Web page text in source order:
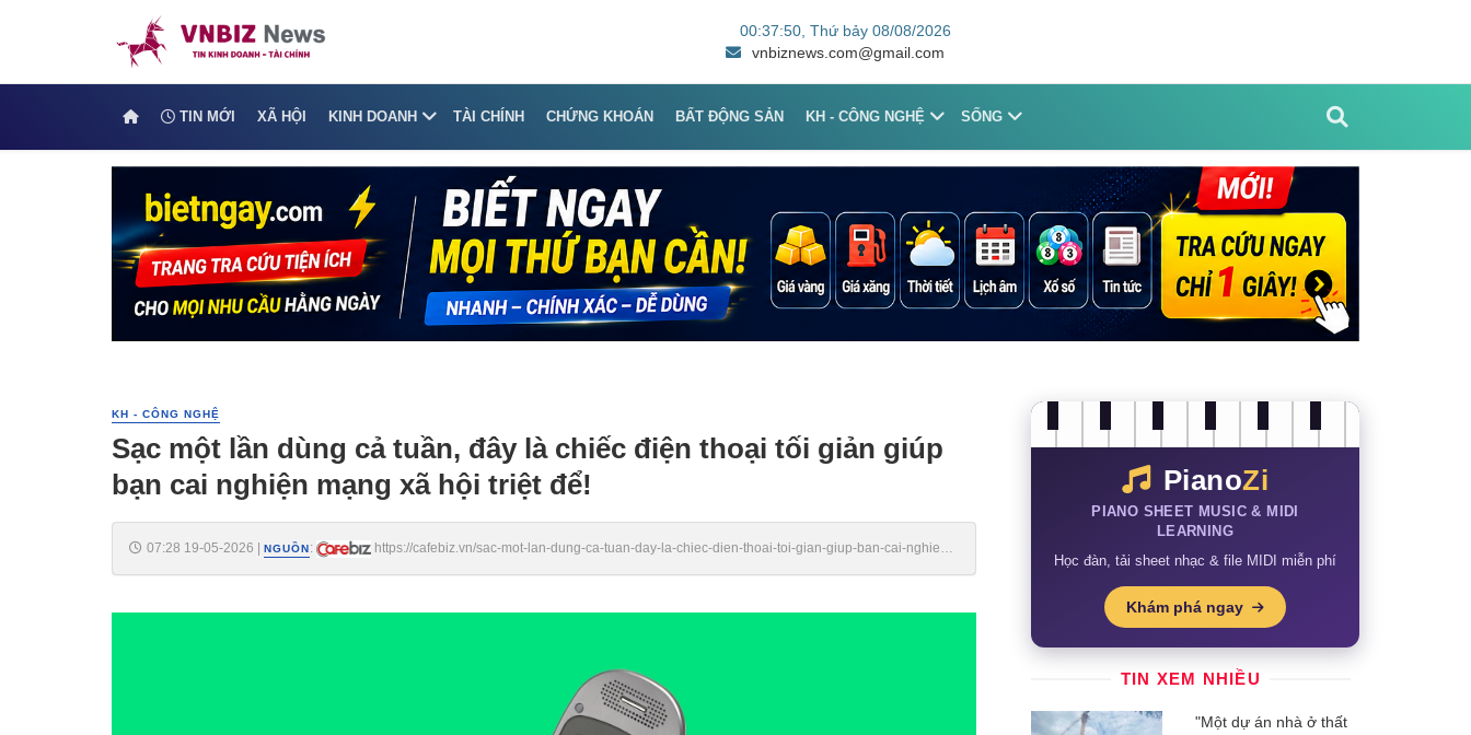
00:37:50, Thứ bảy 08/08/2026
vnbiznews.com@gmail.com
TIN MỚI XÃ HỘI KINH DOANH TÀI CHÍNH CHỨNG KHOÁN BẤT ĐỘNG SẢN KH - CÔNG NGHỆ SỐNG
KH - CÔNG NGHỆ
Sạc một lần dùng cả tuần, đây là chiếc điện thoại tối giản giúp
bạn cai nghiện mạng xã hội triệt để!
07:28 19-05-2026 | NGUỒN:
https://cafebiz.vn/sac-mot-lan-dung-ca-tuan-day-la-chiec-dien-thoai-toi-gian-giup-ban-cai-nghien-
PianoZi
PIANO SHEET MUSIC & MIDI
LEARNING
Học đàn, tải sheet nhạc & file MIDI miễn phí
Khám phá ngay
TIN XEM NHIỀU
"Một dự án nhà ở thất